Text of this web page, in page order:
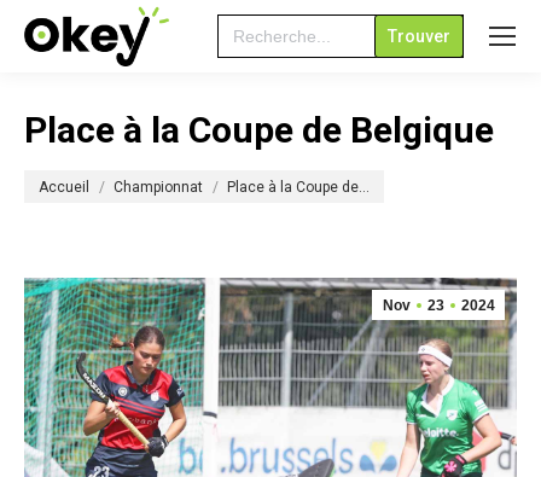
Search
for:
Place à la Coupe de Belgique
Accueil Championnat Place à la Coupe de…
Nov 23 2024